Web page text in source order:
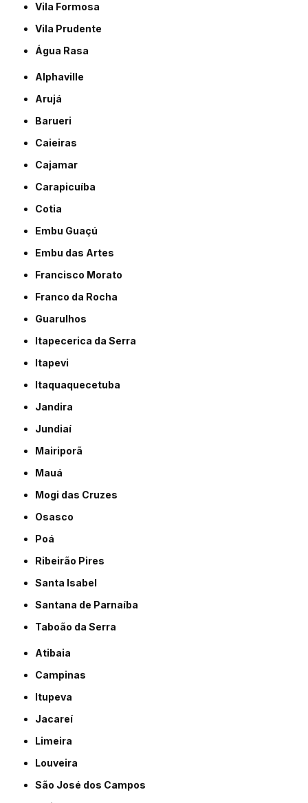
Vila Formosa
Vila Prudente
Água Rasa
Alphaville
Arujá
Barueri
Caieiras
Cajamar
Carapicuíba
Cotia
Embu Guaçú
Embu das Artes
Francisco Morato
Franco da Rocha
Guarulhos
Itapecerica da Serra
Itapevi
Itaquaquecetuba
Jandira
Jundiaí
Mairiporã
Mauá
Mogi das Cruzes
Osasco
Poá
Ribeirão Pires
Santa Isabel
Santana de Parnaíba
Taboão da Serra
Atibaia
Campinas
Itupeva
Jacareí
Limeira
Louveira
São José dos Campos